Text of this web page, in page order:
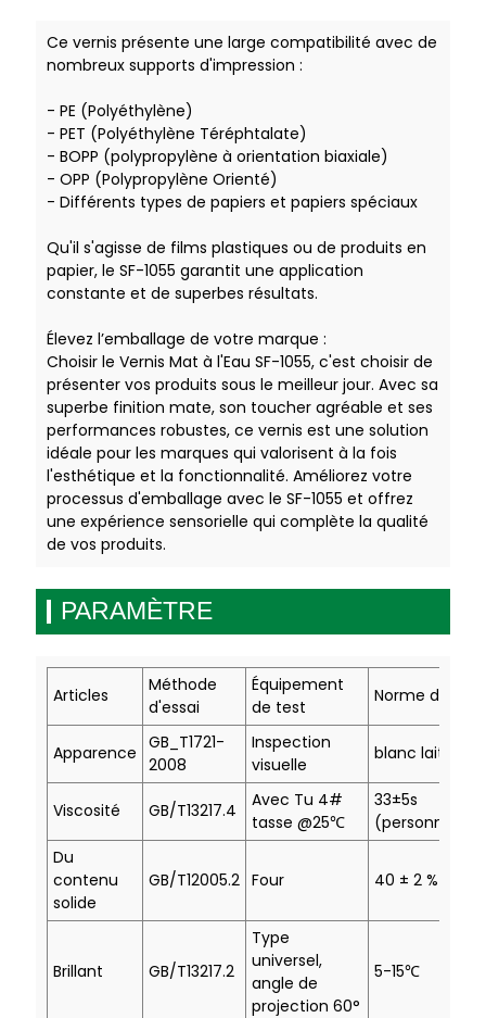
Ce vernis présente une large compatibilité avec de
nombreux supports d'impression :
- PE (Polyéthylène)
- PET (Polyéthylène Téréphtalate)
- BOPP (polypropylène à orientation biaxiale)
- OPP (Polypropylène Orienté)
- Différents types de papiers et papiers spéciaux
Qu'il s'agisse de films plastiques ou de produits en
papier, le SF-1055 garantit une application
constante et de superbes résultats.
Élevez l’emballage de votre marque :
Choisir le Vernis Mat à l'Eau SF-1055, c'est choisir de
présenter vos produits sous le meilleur jour. Avec sa
superbe finition mate, son toucher agréable et ses
performances robustes, ce vernis est une solution
idéale pour les marques qui valorisent à la fois
l'esthétique et la fonctionnalité. Améliorez votre
processus d'emballage avec le SF-1055 et offrez
une expérience sensorielle qui complète la qualité
de vos produits.
PARAMÈTRE
Articles
Méthode
d'essai
Équipement
de test
Norme d'essai
Apparence GB_T1721-
2008
Inspection
visuelle
blanc laiteux
Viscosité GB/T13217.4
Avec Tu 4#
tasse @25℃
33±5s
Du
contenu
solide
GB/T12005.2 Four 40 ± 2 %
Brillant GB/T13217.2
Type
universel,
angle de
projection 60°
5-15℃